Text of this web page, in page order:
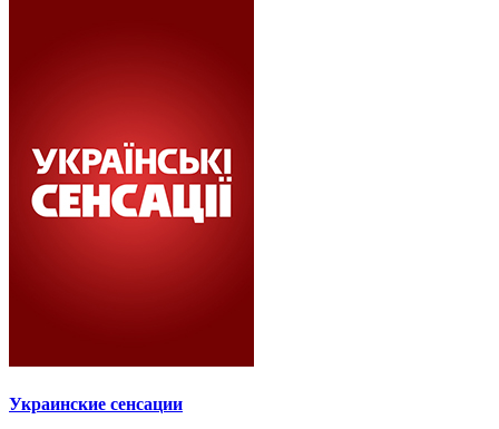
Украинские сенсации